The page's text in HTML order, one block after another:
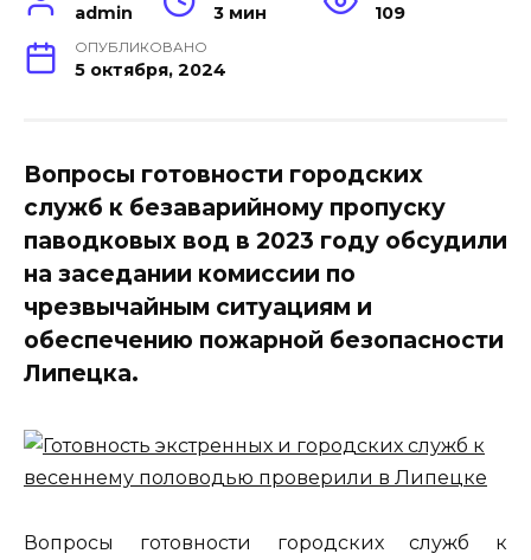
admin 3 мин 109
ОПУБЛИКОВАНО
5 октября, 2024
Вопросы готовности городских
служб к безаварийному пропуску
паводковых вод в 2023 году обсудили
на заседании комиссии по
чрезвычайным ситуациям и
обеспечению пожарной безопасности
Липецка.
Вопросы готовности городских служб к